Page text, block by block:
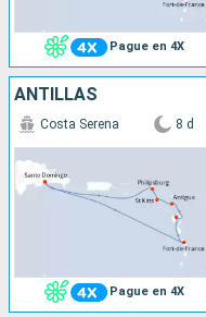
Pague en 4X
ANTILLAS
Pague en 4X
Costa Serena 8 d